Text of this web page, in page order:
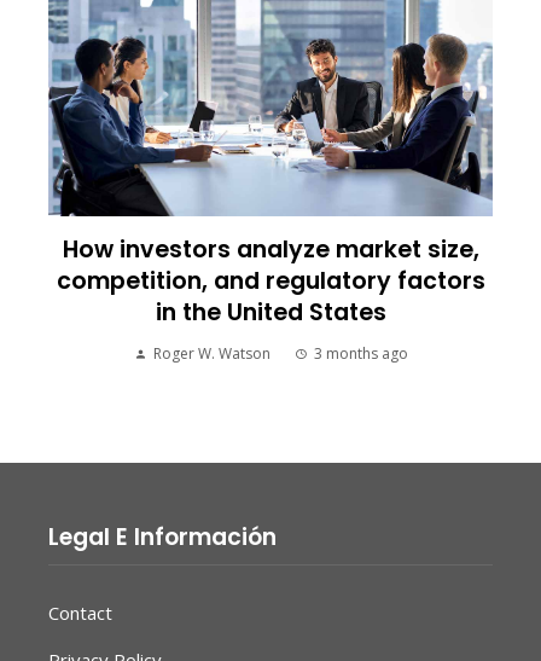
How investors analyze market size,
competition, and regulatory factors
in the United States
Roger W. Watson 3 months ago
Legal E Información
Contact